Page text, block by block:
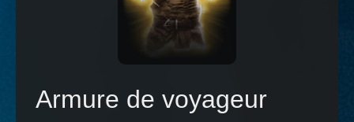
Armure de voyageur